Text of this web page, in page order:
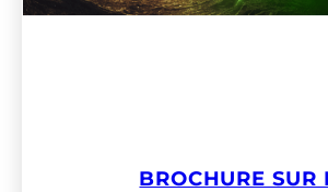
BROCHURE SUR